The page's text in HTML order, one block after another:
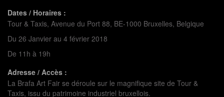
Dates / Horaires :
Tour & Taxis, Avenue du Port 88, BE-1000 Bruxelles, Belgique
Du 26 Janvier au 4 février 2018
De 11h à 19h
Adresse / Accès :
La Brafa Art Fair se déroule sur le magnifique site de Tour &
Taxis, issu du patrimoine industriel bruxellois.